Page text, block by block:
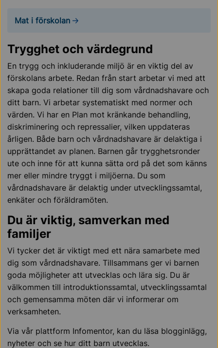
Mat i förskolan
Trygghet och värdegrund
En trygg och inkluderande miljö är en viktig del av
förskolans arbete. Redan från start arbetar vi med att
skapa goda relationer till dig som vårdnadshavare och
ditt barn. Vi arbetar systematiskt med normer och
värden. Vi har en Plan mot kränkande behandling,
diskriminering och repressalier, vilken uppdateras
årligen. Både barn och vårdnadshavare är delaktiga i
upprättandet av planen. Barnen går trygghetsronder
ute och inne för att kunna sätta ord på det som känns
mer eller mindre tryggt i miljöerna. Du som
vårdnadshavare är delaktig under utvecklingssamtal,
enkäter och föräldramöten.
Du är viktig, samverkan med
familjer
Vi tycker det är viktigt med ett nära samarbete med
dig som vårdnadshavare. Tillsammans ger vi barnen
goda möjligheter att utvecklas och lära sig. Du är
välkommen till introduktionssamtal, utvecklingssamtal
och gemensamma möten där vi informerar om
verksamheten.
Via vår plattform Infomentor, kan du läsa blogginlägg,
nyheter och se hur ditt barn utvecklas.